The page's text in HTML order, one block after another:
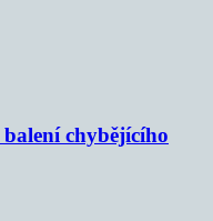
chybějícího